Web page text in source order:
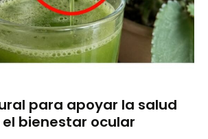
para apoyar la salud
bienestar ocular